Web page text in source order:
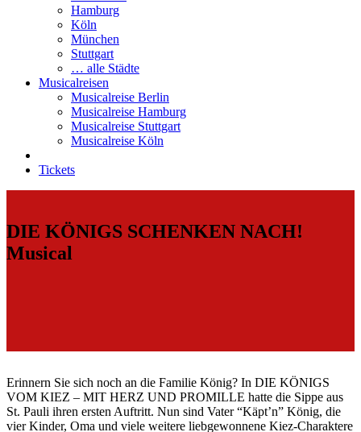
Hamburg
Köln
München
Stuttgart
… alle Städte
Musicalreisen
Musicalreise Berlin
Musicalreise Hamburg
Musicalreise Stuttgart
Musicalreise Köln
Tickets
DIE KÖNIGS SCHENKEN NACH!
Musical
Erinnern Sie sich noch an die Familie König? In DIE KÖNIGS
VOM KIEZ – MIT HERZ UND PROMILLE hatte die Sippe aus
St. Pauli ihren ersten Auftritt. Nun sind Vater “Käpt’n” König, die
vier Kinder, Oma und viele weitere liebgewonnene Kiez-Charaktere